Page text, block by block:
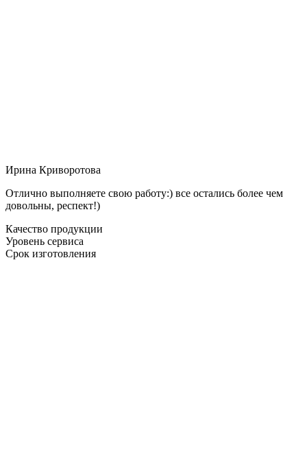
Ирина Криворотова
Отлично выполняете свою работу:) все остались более чем
довольны, респект!)
Качество продукции
Уровень сервиса
Срок изготовления